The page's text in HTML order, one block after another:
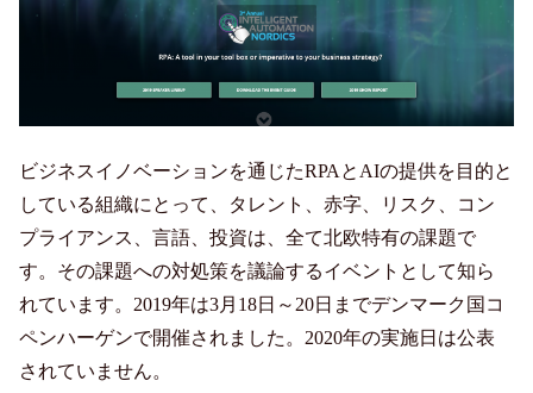
ビジネスイノベーションを通じたRPAとAIの提供を目的と
している組織にとって、タレント、赤字、リスク、コン
プライアンス、言語、投資は、全て北欧特有の課題で
す。その課題への対処策を議論するイベントとして知ら
れています。2019年は3月18日～20日までデンマーク国コ
ペンハーゲンで開催されました。2020年の実施日は公表
されていません。